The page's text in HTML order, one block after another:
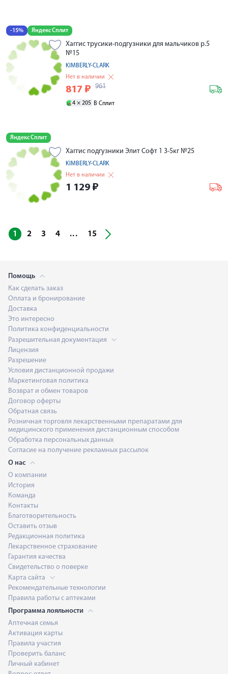
-15% Яндекс Сплит
Хаггис трусики-подгузники для мальчиков р.5
№15
KIMBERLY-CLARK
Нет в наличии
817 ₽ 961
4 × 205 В Сплит
Яндекс Сплит
Хаггис подгузники Элит Софт 1 3-5кг №25
KIMBERLY-CLARK
Нет в наличии
1 129 ₽
1 2 3 4 ... 15
Помощь
Как сделать заказ
Оплата и бронирование
Доставка
Это интересно
Политика конфиденциальности
Разрешительная документация
Лицензия
Разрешение
Условия дистанционной продажи
Маркетинговая политика
Возврат и обмен товаров
Договор оферты
Обратная связь
Розничная торговля лекарственными препаратами для
медицинского применения дистанционным способом
Обработка персональных данных
Согласие на получение рекламных рассылок
О нас
О компании
История
Команда
Контакты
Благотворительность
Оставить отзыв
Редакционная политика
Лекарственное страхование
Гарантия качества
Свидетельство о поверке
Карта сайта
Рекомендательные технологии
Правила работы с аптеками
Программа лояльности
Аптечная семья
Активация карты
Правила участия
Проверить баланс
Личный кабинет